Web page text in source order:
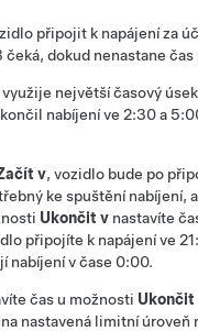
připojit k napájení za
čeká, dokud nenastane
největší časový
nabíjení ve 2:30 a
v, vozidlo bude po
ke spuštění nabíjení,
Ukončit v nastavíte
připojíte k napájení ve
nabíjení v čase 0:00.
čas u možnosti Ukončit
nastavená limitní úroveň